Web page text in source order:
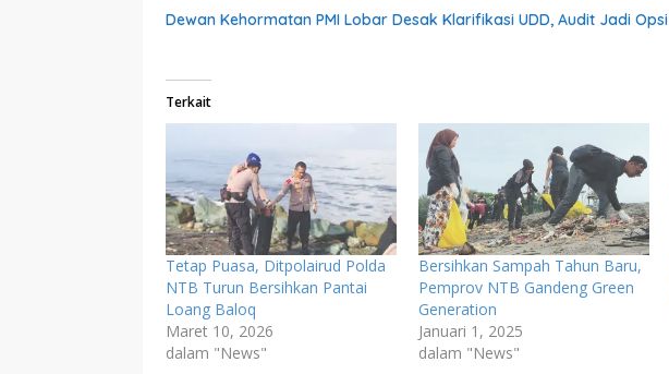
Dewan Kehormatan PMI Lobar Desak Klarifikasi UDD, Audit Jadi Opsi
Terkait
Tetap Puasa, Ditpolairud Polda
NTB Turun Bersihkan Pantai
Loang Baloq
Maret 10, 2026
dalam "News"
Bersihkan Sampah Tahun Baru,
Pemprov NTB Gandeng Green
Generation
Januari 1, 2025
dalam "News"